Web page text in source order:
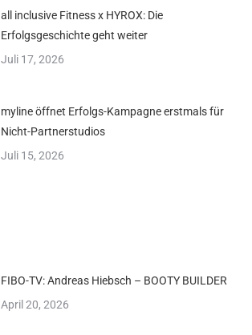
all inclusive Fitness x HYROX: Die
Erfolgsgeschichte geht weiter
Juli 17, 2026
myline öffnet Erfolgs-Kampagne erstmals für
Nicht-Partnerstudios
Juli 15, 2026
FIBO-TV: Andreas Hiebsch – BOOTY BUILDER
April 20, 2026